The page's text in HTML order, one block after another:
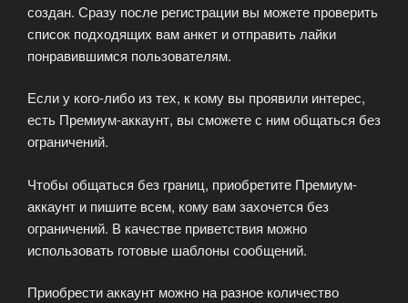
создан. Сразу после регистрации вы можете проверить
список подходящих вам анкет и отправить лайки
понравившимся пользователям.
Если у кого-либо из тех, к кому вы проявили интерес,
есть Премиум-аккаунт, вы сможете с ним общаться без
ограничений.
Чтобы общаться без границ, приобретите Премиум-
аккаунт и пишите всем, кому вам захочется без
ограничений. В качестве приветствия можно
использовать готовые шаблоны сообщений.
Приобрести аккаунт можно на разное количество